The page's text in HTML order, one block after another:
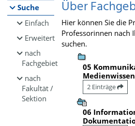
Suche
Einfach
Erweitert
nach
Fachgebiet
nach
Fakultät /
Sektion
Über
Hier können Sie die
Professorinnen nach
suchen.
05
2 Einträge
06